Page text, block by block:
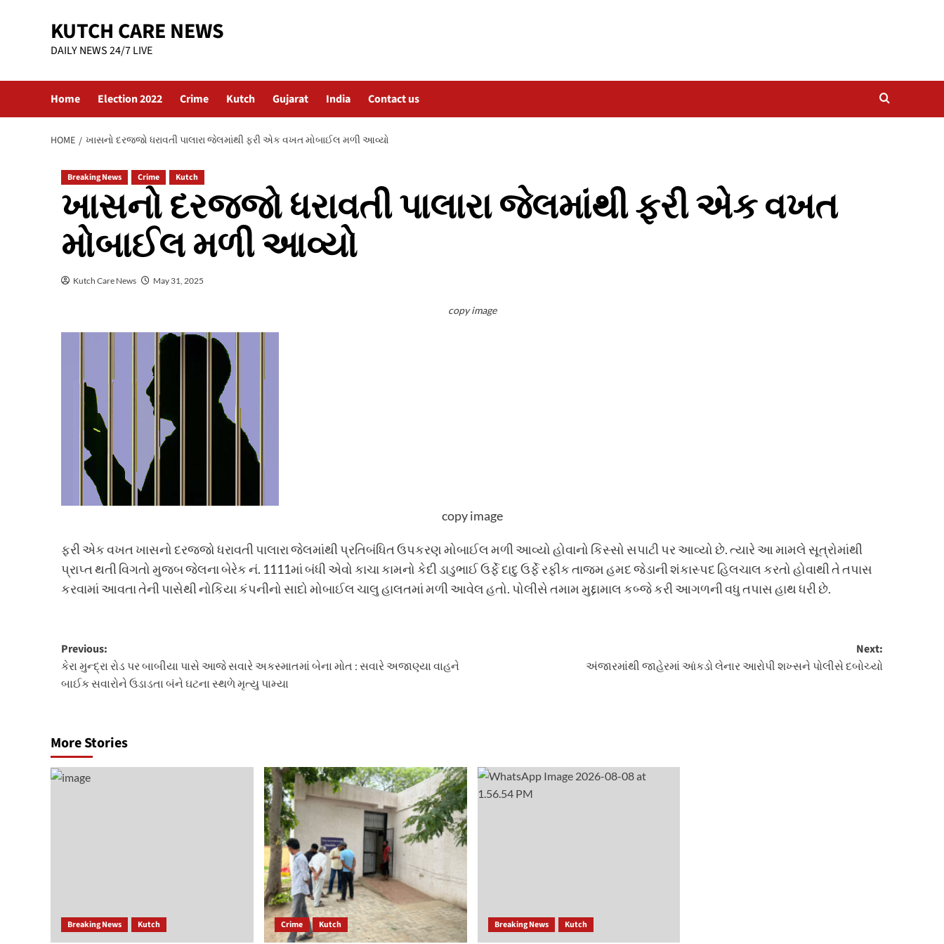
KUTCH CARE NEWS
DAILY NEWS 24/7 LIVE
Home Election 2022 Crime Kutch Gujarat India Contact us
HOME ખાસનો દરજ્જો ધરાવતી પાલારા જેલમાંથી ફરી એક વખત મોબાઈલ મળી આવ્યો
Breaking News Crime Kutch
ખાસનો દરજ્જો ધરાવતી પાલારા જેલમાંથી ફરી એક વખત
મોબાઈલ મળી આવ્યો
Kutch Care News May 31, 2025
copy image
copy image
ફરી એક વખત ખાસનો દરજ્જો ધરાવતી પાલારા જેલમાંથી પ્રતિબંધિત ઉપકરણ મોબાઈલ મળી આવ્યો હોવાનો કિસ્સો સપાટી પર આવ્યો છે. ત્યારે આ મામલે સૂત્રોમાંથી
પ્રાપ્ત થતી વિગતો મુજબ જેલના બેરેક નં. 1111માં બંધી એવો કાચા કામનો કેદી ડાડુભાઈ ઉર્ફે દાદુ ઉર્ફે રફીક તાજમ હમદ જેડાની શંકાસ્પદ હિલચાલ કરતો હોવાથી તે તપાસ
કરવામાં આવતા તેની પાસેથી નોકિયા કંપનીનો સાદો મોબાઈલ ચાલુ હાલતમાં મળી આવેલ હતો. પોલીસે તમામ મુદ્દામાલ કબ્જે કરી આગળની વધુ તપાસ હાથ ધરી છે.
Post
navigation
Previous:
કેરા મુન્દ્રા રોડ પર બાબીયા પાસે આજે સવારે અકસ્માતમાં બેના મોત : સવારે અજાણ્યા વાહને
બાઈક સવારોને ઉડાડતા બંને ઘટના સ્થળે મૃત્યુ પામ્યા
Next:
અંજારમાંથી જાહેરમાં આંકડો લેનાર આરોપી શખ્સને પોલીસે દબોચ્યો
More Stories
Breaking News Kutch Crime Kutch Breaking News Kutch